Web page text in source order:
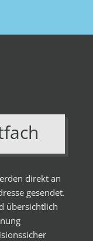
direkt an
gesendet.
übersichtlich